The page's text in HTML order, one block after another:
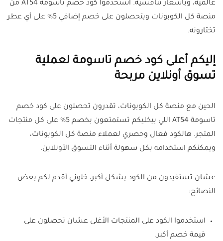
عالمية، وبأسعار تنافسية. استخدموا كود خصم تاسومة AT54 من
منصة كل الكوبونات وبتحصلون على خصم إضافي 5% على أي عطر
تختارونه.
إليكم أعلى كود خصم تاسومة لعملية
تسوق أونلاين مربحة
الحين مع منصة كل الكوبونات، تقدرون تحصلون على كود خصم
تاسومة AT54 اللي بيخليكم تستمتعون بخصم 5% على كل منتجات
المتجر. هالكود فعال وحصري لعملاء منصة كل الكوبونات،
ويمكنكم استخدامه بكل سهولة أثناء التسوق الأونلاين.
عشان تستفيدون من الكود بشكل أكبر، خلوني أقدم لكم بعض
النصائح:
استخدموا الكود على المنتجات الأغلى عشان تحصلون على
قيمة خصم أكبر.